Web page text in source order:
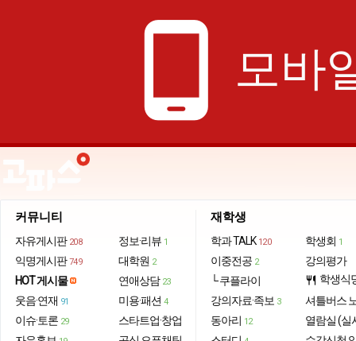
phone_android 모바
커뮤니티
자유게시판 208
익명게시판 749
HOT 게시물
웃음·연재 91
이슈·토론 29
정보·리뷰 1
대학원 2
연애상담 23
미용·패션 4
스타트업·창업
재학생
학과 TALK 120
이중전공 2
└ 쿠플라이
강의자료·족보 3
동아리 12
학생회 1
강의평가
restaurant 학생식
셔틀버스
열람실 (실